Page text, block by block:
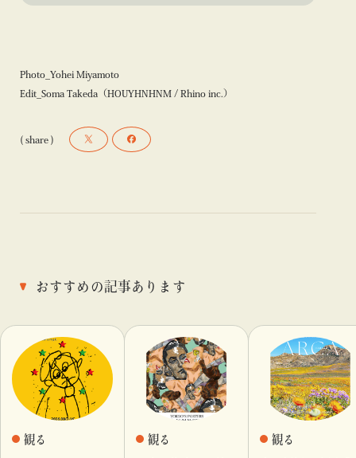
Photo_Yohei Miyamoto
Edit_Soma Takeda（HOUYHNHNM / Rhino inc.）
( share )
おすすめの記事あります
観る 観る 観る